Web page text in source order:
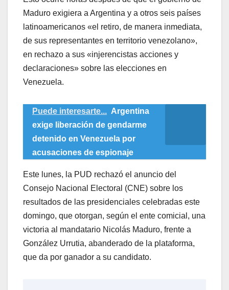
Maduro exigiera a Argentina y a otros seis países
latinoamericanos «el retiro, de manera inmediata,
de sus representantes en territorio venezolano»,
en rechazo a sus «injerencistas acciones y
declaraciones» sobre las elecciones en
Venezuela.
Puede interesarte... Argentina
exige liberación de gendarme
detenido en Venezuela por
acusaciones de espionaje
Este lunes, la PUD rechazó el anuncio del
Consejo Nacional Electoral (CNE) sobre los
resultados de las presidenciales celebradas este
domingo, que otorgan, según el ente comicial, una
victoria al mandatario Nicolás Maduro, frente a
González Urrutia, abanderado de la plataforma,
que da por ganador a su candidato.